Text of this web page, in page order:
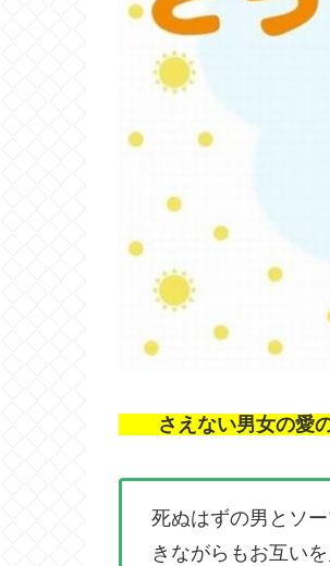
さえない男女の愛の
死ぬはずの男とソ
きながらもお互い